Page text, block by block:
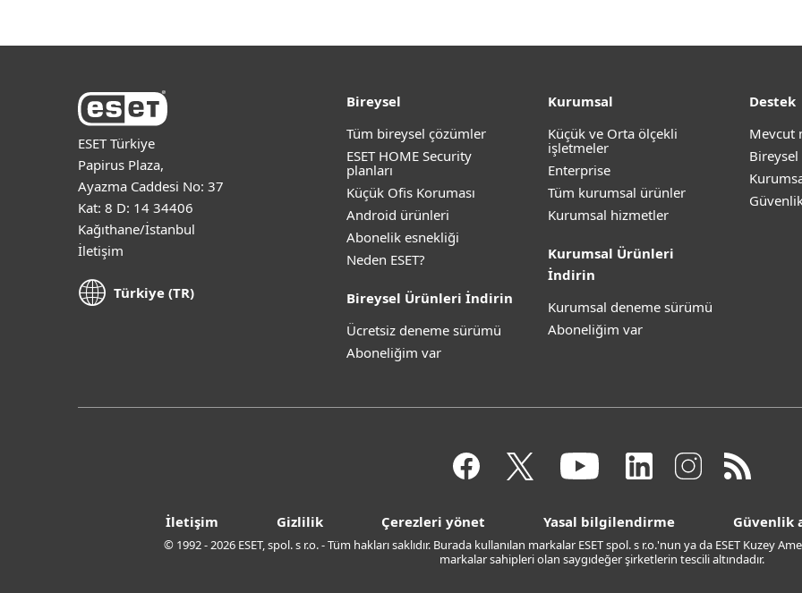
ESET Türkiye
Papirus Plaza,
Ayazma Caddesi No: 37
Kat: 8 D: 14 34406
Kağıthane/İstanbul
İletişim
Türkiye (TR)
Bireysel
Tüm bireysel çözümler
ESET HOME Security
planları
Küçük Ofis Koruması
Android ürünleri
Abonelik esnekliği
Neden ESET?
Bireysel Ürünleri İndirin
Ücretsiz deneme sürümü
Aboneliğim var
Kurumsal
Küçük ve Orta ölçekli
işletmeler
Enterprise
Tüm kurumsal ürünler
Kurumsal hizmetler
Kurumsal Ürünleri
İndirin
Kurumsal deneme sürümü
Aboneliğim var
Destek
Mevcut
İletişim Gizlilik Çerezleri yönet Yasal bilgilendirme Güvenlik
© 1992 - 2026 ESET, spol. s r.o. - Tüm hakları saklıdır. Burada kullanılan markalar ESET spol. s r.o.'nun ya da ESET Kuzey
markalar sahipleri olan saygıdeğer şirketlerin tescili altındadır.